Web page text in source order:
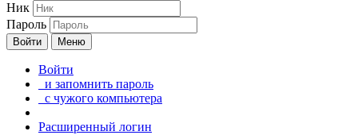
Ник
Пароль
Войти Меню
Войти
и запомнить пароль
с чужого компьютера
Расширенный логин